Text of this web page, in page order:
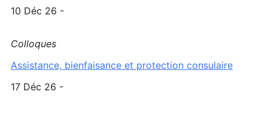
10 Déc 26 -
Colloques
Assistance, bienfaisance et protection consulaire
17 Déc 26 -